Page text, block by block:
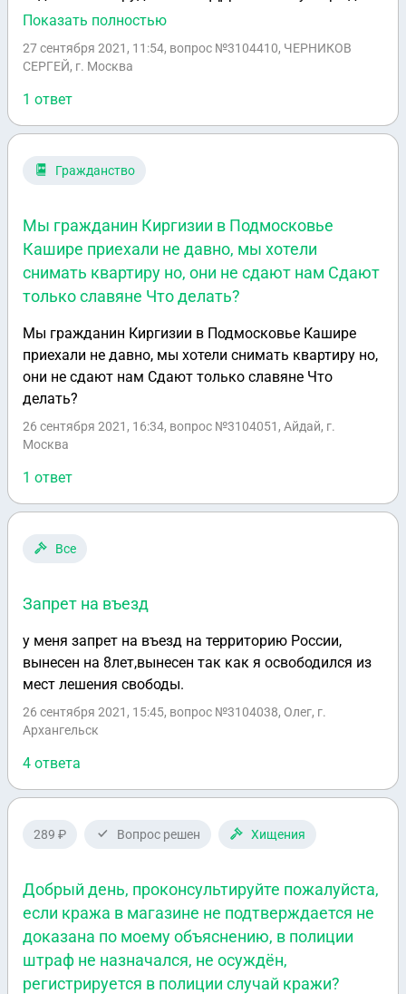
что я нахожусь в состоянии алкогольного
автомобиле без нового мунштука извлекаемого из
алкогольного опьянения. В протоколе я расписался
и написал не согласен. Меня повезли в
выдали сотрудником ГИБДД акт. сотрудники
снимал ихнею непонятную деятельность на
телефон. Соответственно забрали у меня телефон и
удалили все видеозаписи. На днях в мировом суде я
всетаки получил копии данных протоколов. В
по 12.8 я обнаружил следующее: неправильно
указана дата выдачи моего водительского
удостоверения а также код подразделения ГИБДД
выдаваемого вод. удостоверения. Код выдачи
удостоверения в протоколе гласит о том что я
получил его в другом городе. При изучении акта
мед. освидетельствования на состояние
следующее: Неверно написана фамилия а также
дата рождения. (не совпадает день, месяц и год).
подскажите пожалуйста. Есть ли шанс закрыть дело
административной ответственности по 12.8 и
освидетельствования. ведь протокол об
административном правонарушении составляется
по заключению медицинского
освидетельствования!? А по факту получается
другое лицо вписанно в акте. спасибо за ответ.
Показать полностью
27 сентября 2021, 11:54, вопрос №3104410, ЧЕРНИКОВ
СЕРГЕЙ, г. Москва
1 ответ
Гражданство
Мы гражданин Киргизии в Подмосковье
Кашире приехали не давно, мы хотели
снимать квартиру но, они не сдают нам Сдают
только славяне Что делать?
Мы гражданин Киргизии в Подмосковье Кашире
приехали не давно, мы хотели снимать квартиру но,
они не сдают нам Сдают только славяне Что
делать?
26 сентября 2021, 16:34, вопрос №3104051, Айдай, г.
Москва
1 ответ
Все
Запрет на въезд
у меня запрет на въезд на территорию России,
вынесен на 8лет,вынесен так как я освободился из
мест лешения свободы.
26 сентября 2021, 15:45, вопрос №3104038, Олег, г.
Архангельск
4 ответа
289 ₽ Вопрос решен Хищения
Добрый день, проконсультируйте пожалуйста,
если кража в магазине не подтверждается не
доказана по моему объяснению, в полиции
штраф не назначался, не осуждён,
регистрируется в полиции случай кражи?